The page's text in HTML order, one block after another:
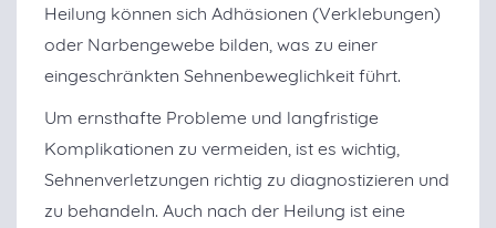
Heilung können sich Adhäsionen (Verklebungen)
oder Narbengewebe bilden, was zu einer
eingeschränkten Sehnenbeweglichkeit führt.
Um ernsthafte Probleme und langfristige
Komplikationen zu vermeiden, ist es wichtig,
Sehnenverletzungen richtig zu diagnostizieren und
zu behandeln. Auch nach der Heilung ist eine